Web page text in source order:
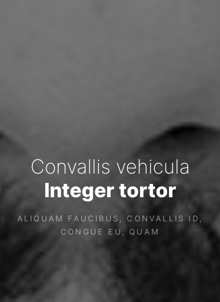
Convallis vehicula
Integer tortor
ALIQUAM FAUCIBUS, CONVALLIS ID,
CONGUE EU, QUAM